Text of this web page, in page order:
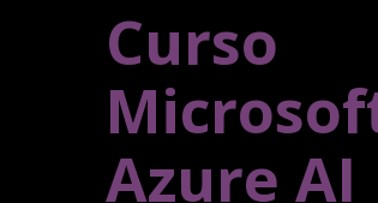
Curso
Azure AI